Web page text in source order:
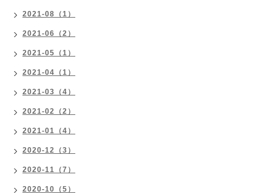
2021-08（1）
2021-06（2）
2021-05（1）
2021-04（1）
2021-03（4）
2021-02（2）
2021-01（4）
2020-12（3）
2020-11（7）
2020-10（5）